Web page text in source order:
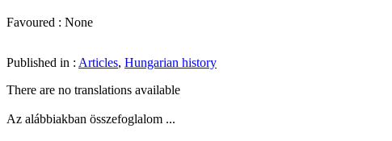
Favoured : None
Published in : Articles, Hungarian history
There are no translations available
Az alábbiakban összefoglalom ...